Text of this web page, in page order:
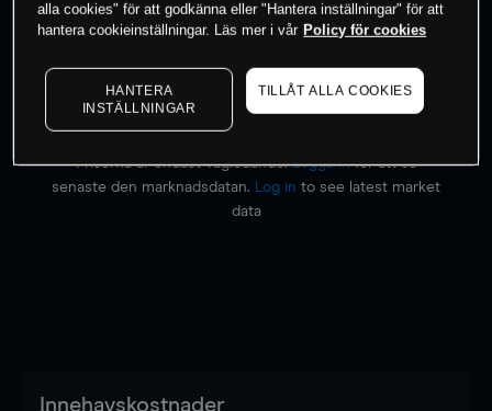
Börja handla
Priserna är endast vägledande.Logga inför att se
senaste den marknadsdatan.
Log in to see latest market
data
Innehavskostnader
alla cookies" för att godkänna eller "Hantera inställningar" för att
hantera cookieinställningar. Läs mer i vår Policy för cookies
HANTERA
INSTÄLLNINGAR
TILLÅT ALLA COOKIES